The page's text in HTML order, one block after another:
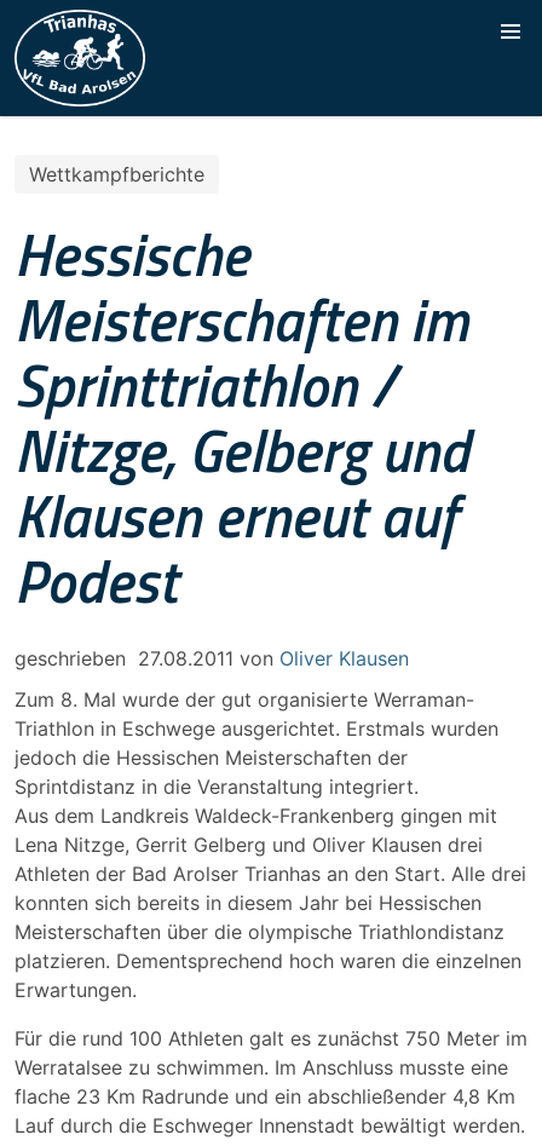
Wettkampfberichte
Hessische
Meisterschaften im
Sprinttriathlon /
Nitzge, Gelberg und
Klausen erneut auf
Podest
geschrieben 27.08.2011 von Oliver Klausen
Zum 8. Mal wurde der gut organisierte Werraman-
Triathlon in Eschwege ausgerichtet. Erstmals wurden
jedoch die Hessischen Meisterschaften der
Sprintdistanz in die Veranstaltung integriert.
Aus dem Landkreis Waldeck-Frankenberg gingen mit
Lena Nitzge, Gerrit Gelberg und Oliver Klausen drei
Athleten der Bad Arolser Trianhas an den Start. Alle drei
konnten sich bereits in diesem Jahr bei Hessischen
Meisterschaften über die olympische Triathlondistanz
platzieren. Dementsprechend hoch waren die einzelnen
Erwartungen.
Für die rund 100 Athleten galt es zunächst 750 Meter im
Werratalsee zu schwimmen. Im Anschluss musste eine
flache 23 Km Radrunde und ein abschließender 4,8 Km
Lauf durch die Eschweger Innenstadt bewältigt werden.